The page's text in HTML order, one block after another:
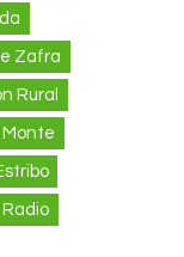
Zafra
Rural
Monte
Radio